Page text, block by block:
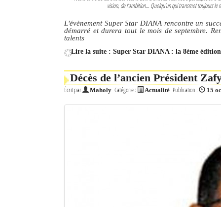
vision, de l’ambition… Quelqu’un qui transmet toujours
L'évènement Super Star DIANA rencontre un
démarré et durera tout le mois de septembre.
talents
Lire la suite : Super Star DIANA : la 8ème
Décès de l’ancien Président
Écrit par Maholy Catégorie : Actualité Publication : 15